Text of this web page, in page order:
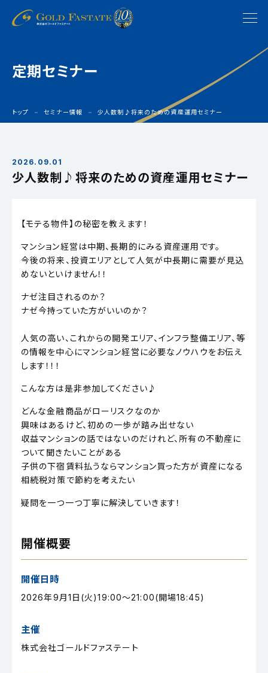
定期セミナー
トップ セミナー情報 少人数制♪将来のための資産運用セミナー
2026.09.01
少人数制♪将来のための資産運用セミナー
【モテる物件】の秘密を教えます！
マンション経営は中期、長期的にみる資産運用です。
今後の将来、投資エリアとして人気が中長期に需要が見込
めないといけません！！
ナゼ注目されるのか？
ナゼ今持っていた方がいいのか？
人気の高い、これからの開発エリア、インフラ整備エリア、等
の情報を中心にマンション経営に必要なノウハウをお伝え
します！！！
こんな方は是非参加してください♪
どんな金融商品がローリスクなのか
興味はあるけど、初めの一歩が踏み出せない
収益マンションの話ではないのだけれど、所有の不動産に
ついて聞きたいことがある
子供の下宿賃料払うならマンション買った方が資産になる
相続税対策で節約を考えたい
疑問を一つ一つ丁寧に解決していきます！
開催概要
開催日時
2026年9月1日(火)19:00～21:00(開場18:45)
主催
株式会社ゴールドファステート